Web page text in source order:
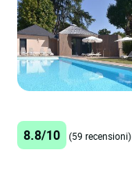
8.8/10 (59 recensioni)